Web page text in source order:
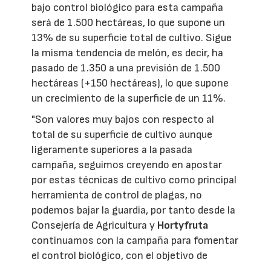
bajo control biológico para esta campaña
será de 1.500 hectáreas, lo que supone un
13% de su superficie total de cultivo. Sigue
la misma tendencia de melón, es decir, ha
pasado de 1.350 a una previsión de 1.500
hectáreas (+150 hectáreas), lo que supone
un crecimiento de la superficie de un 11%.
"Son valores muy bajos con respecto al
total de su superficie de cultivo aunque
ligeramente superiores a la pasada
campaña, seguimos creyendo en apostar
por estas técnicas de cultivo como principal
herramienta de control de plagas, no
podemos bajar la guardia, por tanto desde la
Consejería de Agricultura y Hortyfruta
continuamos con la campaña para fomentar
el control biológico, con el objetivo de